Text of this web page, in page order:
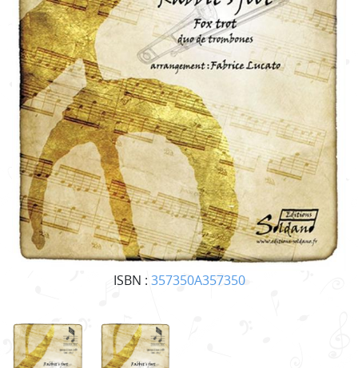
ISBN : 357350A357350